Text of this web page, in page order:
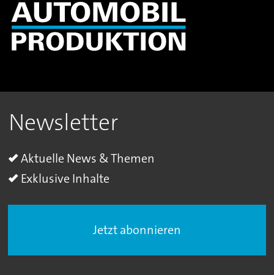
Newsletter
Aktuelle News & Themen
Exklusive Inhalte
Jetzt abonnieren